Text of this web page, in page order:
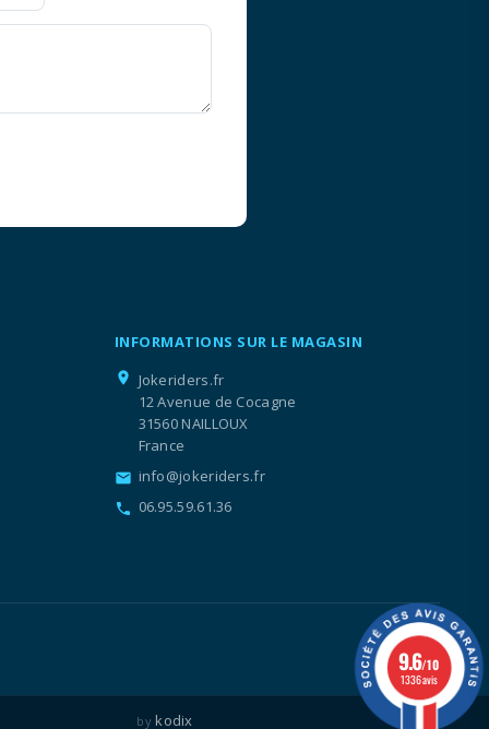
INFORMATIONS SUR LE MAGASIN
location_on
Jokeriders.fr
12 Avenue de Cocagne
31560 NAILLOUX
France
email info@jokeriders.fr
call 06.95.59.61.36
by kodix
9.6/10
1336 avis